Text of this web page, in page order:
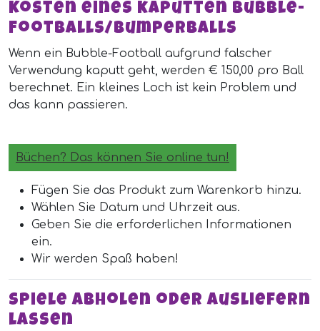
Kosten eines kaputten Bubble-
Footballs/Bumperballs
Wenn ein Bubble-Football aufgrund falscher
Verwendung kaputt geht, werden € 150,00 pro Ball
berechnet. Ein kleines Loch ist kein Problem und
das kann passieren.
Büchen? Das können Sie online tun!
Fügen Sie das Produkt zum Warenkorb hinzu.
Wählen Sie Datum und Uhrzeit aus.
Geben Sie die erforderlichen Informationen
ein.
Wir werden Spaß haben!
Spiele abholen oder ausliefern
lassen